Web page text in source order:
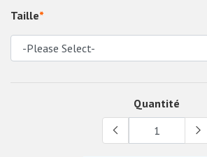
Taille*
Quantité